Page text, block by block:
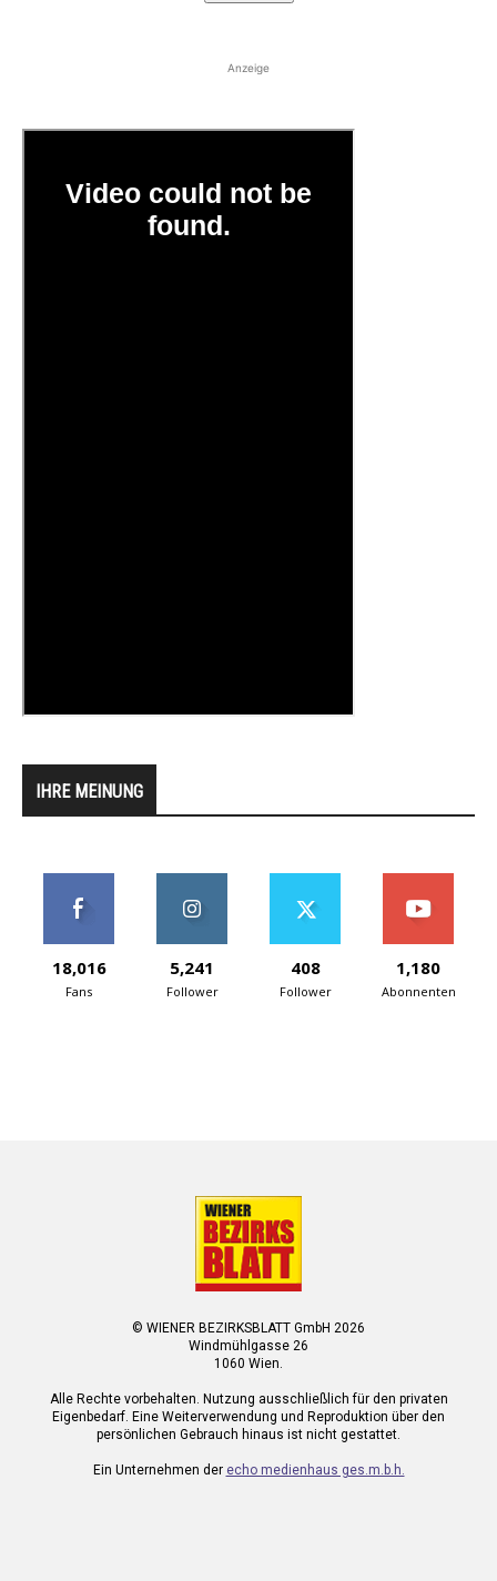
Anzeige
IHRE MEINUNG
18,016
Fans
5,241
Follower
408
Follower
1,180
Abonnenten
© WIENER BEZIRKSBLATT GmbH 2026
Windmühlgasse 26
1060 Wien.
Alle Rechte vorbehalten. Nutzung ausschließlich für den privaten
Eigenbedarf. Eine Weiterverwendung und Reproduktion über den
persönlichen Gebrauch hinaus ist nicht gestattet.
Ein Unternehmen der echo medienhaus ges.m.b.h.